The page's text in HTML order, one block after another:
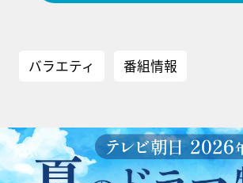
バラエティ 番組情報